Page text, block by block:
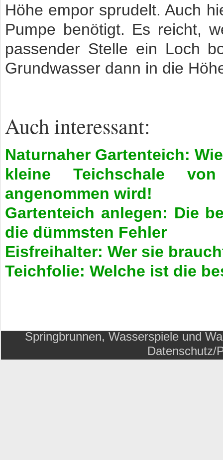
Höhe empor sprudelt. Auch
Pumpe benötigt. Es reicht,
passender Stelle ein Loch
Grundwasser dann in die
Auch interessant:
Naturnaher Gartenteich:
kleine Teichschale
angenommen wird!
Gartenteich anlegen: Die
die dümmsten Fehler
Eisfreihalter: Wer sie
Teichfolie: Welche ist die
Springbrunnen, Wasserspiele und
Datenschutz/